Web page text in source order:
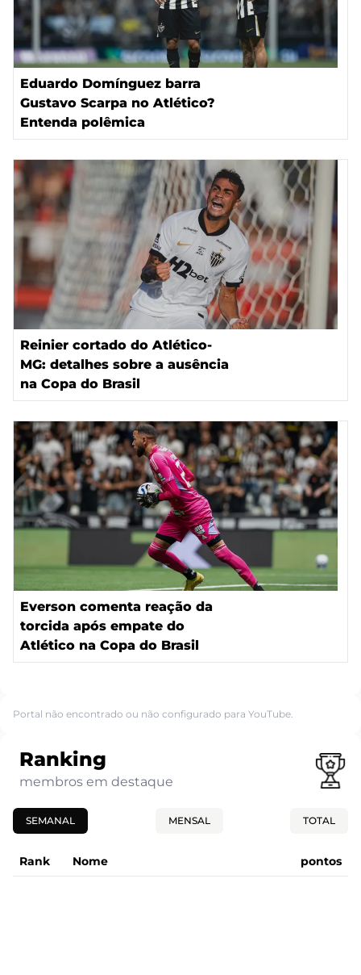
Eduardo Domínguez barra
Gustavo Scarpa no Atlético?
Entenda polêmica
Reinier cortado do Atlético-
MG: detalhes sobre a ausência
na Copa do Brasil
Everson comenta reação da
torcida após empate do
Atlético na Copa do Brasil
Portal não encontrado ou não configurado para YouTube.
Ranking
membros em destaque
SEMANAL MENSAL TOTAL
Rank Nome pontos